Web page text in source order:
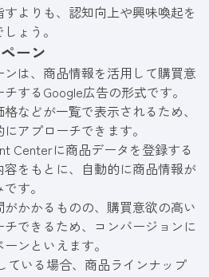
よりも、認知向上や興味喚起を
ょう。
ーン
は、商品情報を活用して購買意
するGoogle広告の形式です。
などが一覧で表示されるため、
アプローチできます。
Centerに商品データを登録する
をもとに、自動的に商品情報が
す。
かかるものの、購買意欲の高い
できるため、コンバージョンに
ンといえます。
ている場合、商品ラインナップ